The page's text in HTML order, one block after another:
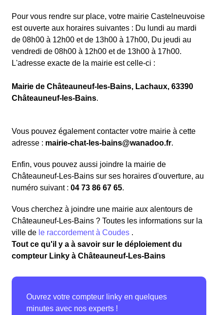
Pour vous rendre sur place, votre mairie Castelneuvoise
est ouverte aux horaires suivantes : Du lundi au mardi
de 08h00 à 12h00 et de 13h00 à 17h00, Du jeudi au
vendredi de 08h00 à 12h00 et de 13h00 à 17h00.
L'adresse exacte de la mairie est celle-ci :
Mairie de Châteauneuf-les-Bains, Lachaux, 63390
Châteauneuf-les-Bains.
Vous pouvez également contacter votre mairie à cette
adresse : mairie-chat-les-bains@wanadoo.fr.
Enfin, vous pouvez aussi joindre la mairie de
Châteauneuf-Les-Bains sur ses horaires d'ouverture, au
numéro suivant : 04 73 86 67 65.
Vous cherchez à joindre une mairie aux alentours de
Châteauneuf-Les-Bains ? Toutes les informations sur la
ville de le raccordement à Coudes .
Tout ce qu'il y a à savoir sur le déploiement du
compteur Linky à Châteauneuf-Les-Bains